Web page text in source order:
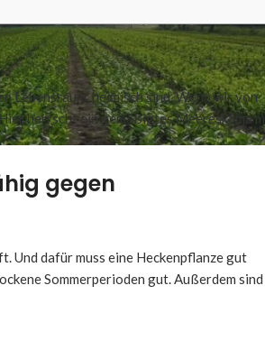
Lebensraum, heimisch sind. Wenn wir von
herrscht ein gemäßigtes Meeresklima
gegen
Und dafür muss eine Heckenpflanze gut
Sommerperioden gut. Außerdem sind